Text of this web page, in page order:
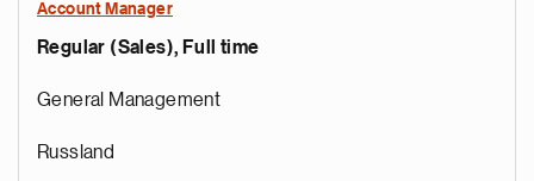
Account Manager
Regular (Sales), Full time
General Management
Russland